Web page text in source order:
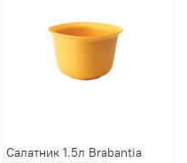
Салатник 1.5л Brabantia